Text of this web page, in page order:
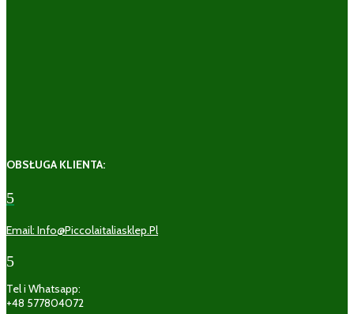
OBSŁUGA KLIENTA:
5
Email: Info@piccolaitaliasklep.pl
5
Tel i Whatsapp:
+48 577804072